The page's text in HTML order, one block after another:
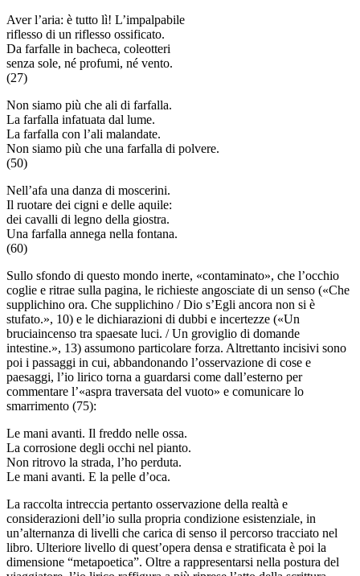
Aver l’aria: è tutto lì! L’impalpabile
riflesso di un riflesso ossificato.
Da farfalle in bacheca, coleotteri
senza sole, né profumi, né vento.
(27)
Non siamo più che ali di farfalla.
La farfalla infatuata dal lume.
La farfalla con l’ali malandate.
Non siamo più che una farfalla di polvere.
(50)
Nell’afa una danza di moscerini.
Il ruotare dei cigni e delle aquile:
dei cavalli di legno della giostra.
Una farfalla annega nella fontana.
(60)
Sullo sfondo di questo mondo inerte, «contaminato», che l’occhio
coglie e ritrae sulla pagina, le richieste angosciate di un senso («Che
supplichino ora. Che supplichino / Dio s’Egli ancora non si è
stufato.», 10) e le dichiarazioni di dubbi e incertezze («Un
bruciaincenso tra spaesate luci. / Un groviglio di domande
intestine.», 13) assumono particolare forza. Altrettanto incisivi sono
poi i passaggi in cui, abbandonando l’osservazione di cose e
paesaggi, l’io lirico torna a guardarsi come dall’esterno per
commentare l’«aspra traversata del vuoto» e comunicare lo
smarrimento (75):
Le mani avanti. Il freddo nelle ossa.
La corrosione degli occhi nel pianto.
Non ritrovo la strada, l’ho perduta.
Le mani avanti. E la pelle d’oca.
La raccolta intreccia pertanto osservazione della realtà e
considerazioni dell’io sulla propria condizione esistenziale, in
un’alternanza di livelli che carica di senso il percorso tracciato nel
libro. Ulteriore livello di quest’opera densa e stratificata è poi la
dimensione “metapoetica”. Oltre a rappresentarsi nella postura del